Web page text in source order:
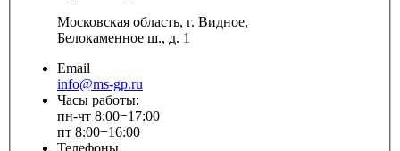
Московская область, г. Видное,
Белокаменное ш., д. 1
Email
info@ms-gp.ru
Часы работы:
пн-чт 8:00−17:00
пт 8:00−16:00
Телефоны